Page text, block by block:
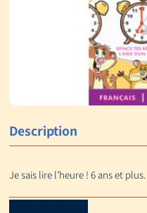
Description
Je sais lire l’heure ! 6 ans et plus.